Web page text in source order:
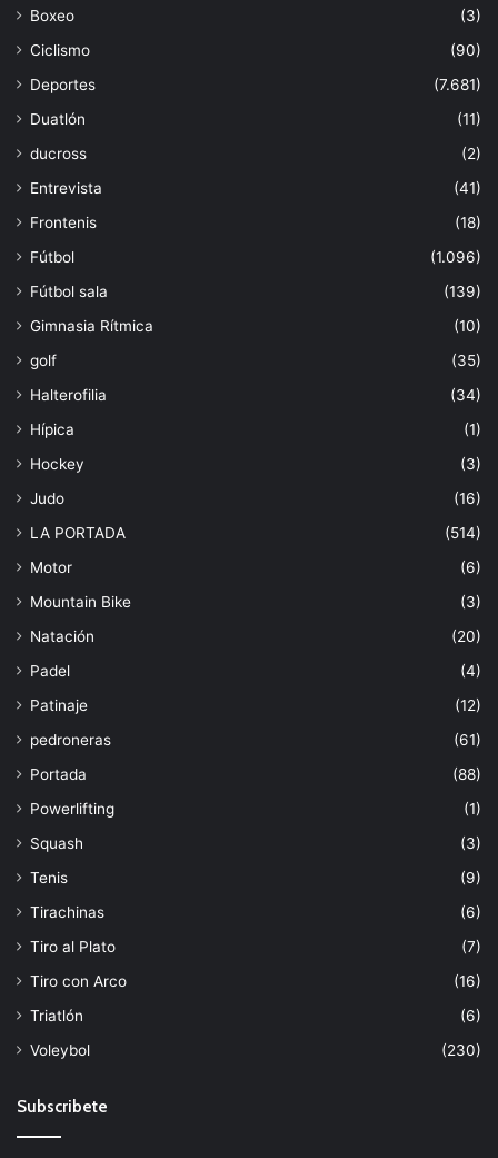
Boxeo
(3)
Ciclismo
(90)
Deportes
(7.681)
Duatlón
(11)
ducross
(2)
Entrevista
(41)
Frontenis
(18)
Fútbol
(1.096)
Fútbol sala
(139)
Gimnasia Rítmica
(10)
golf
(35)
Halterofilia
(34)
Hípica
(1)
Hockey
(3)
Judo
(16)
LA PORTADA
(514)
Motor
(6)
Mountain Bike
(3)
Natación
(20)
Padel
(4)
Patinaje
(12)
pedroneras
(61)
Portada
(88)
Powerlifting
(1)
Squash
(3)
Tenis
(9)
Tirachinas
(6)
Tiro al Plato
(7)
Tiro con Arco
(16)
Triatlón
(6)
Voleybol
(230)
Subscribete